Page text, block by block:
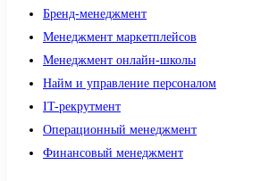
Бренд-менеджмент
Менеджмент маркетплейсов
Менеджмент онлайн-школы
Найм и управление персоналом
IT-рекрутмент
Операционный менеджмент
Финансовый менеджмент